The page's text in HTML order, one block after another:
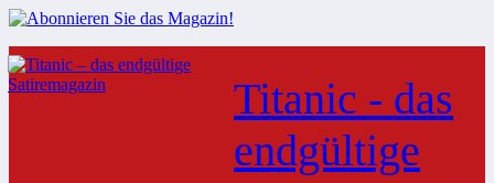
Zum
Inhalt
springen
Titanic - das
endgültige